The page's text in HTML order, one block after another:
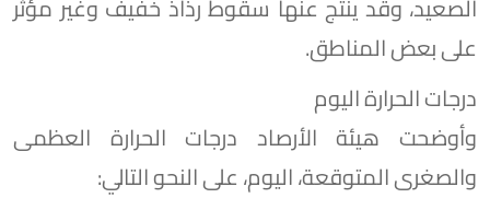
الصعيد، وقد ينتج عنها سقوط رذاذ خفيف وغير مؤثر
على بعض المناطق.
درجات الحرارة اليوم
وأوضحت هيئة الأرصاد درجات الحرارة العظمى
والصغرى المتوقعة، اليوم، على النحو التالي: